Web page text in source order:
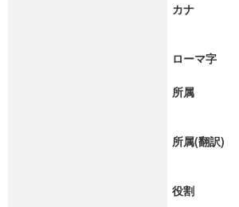
カナ
ローマ字
所属
所属(翻訳)
役割